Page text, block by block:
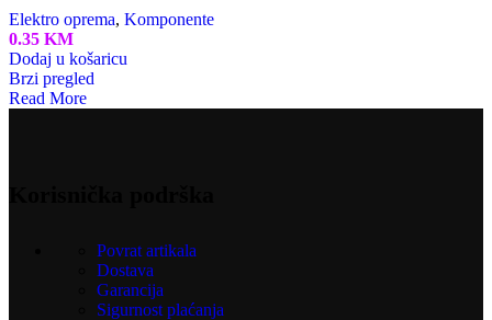
Elektro oprema, Komponente
0.35 KM
Dodaj u košaricu
Brzi pregled
Read More
Povrat artikala
Dostava
Garancija
Sigurnost plaćanja